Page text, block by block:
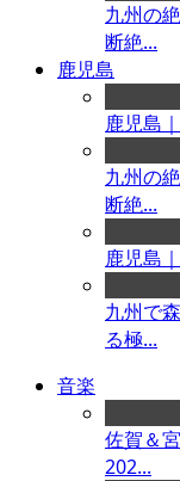
九州の
断絶...
鹿児島
鹿児島
九州の
断絶...
鹿児島
九州で
る極...
音楽
佐賀＆
202...